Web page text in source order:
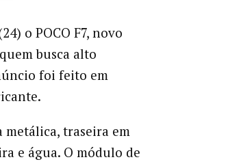
o POCO F7, novo
busca alto
foi feito em
traseira em
e água. O módulo de